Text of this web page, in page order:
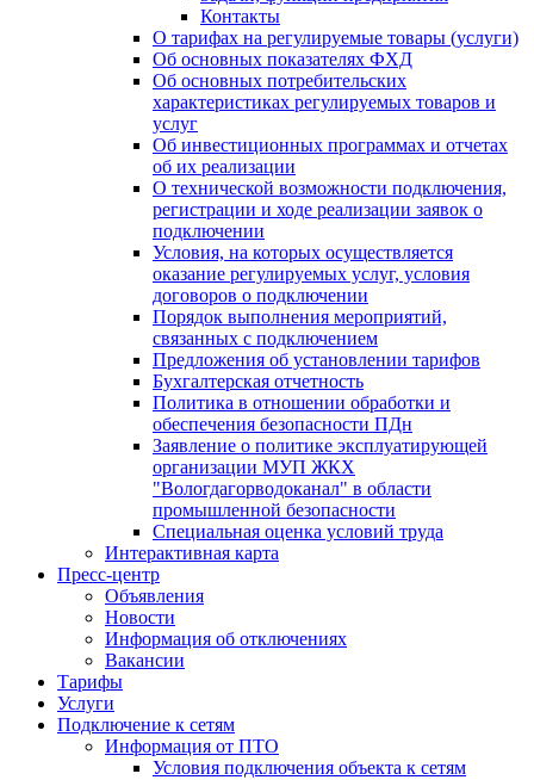
Контакты
О тарифах на регулируемые товары (услуги)
Об основных показателях ФХД
Об основных потребительских
характеристиках регулируемых товаров и
услуг
Об инвестиционных программах и отчетах
об их реализации
О технической возможности подключения,
регистрации и ходе реализации заявок о
подключении
Условия, на которых осуществляется
оказание регулируемых услуг, условия
договоров о подключении
Порядок выполнения мероприятий,
связанных с подключением
Предложения об установлении тарифов
Бухгалтерская отчетность
Политика в отношении обработки и
обеспечения безопасности ПДн
Заявление о политике эксплуатирующей
организации МУП ЖКХ
"Вологдагорводоканал" в области
промышленной безопасности
Специальная оценка условий труда
Интерактивная карта
Пресс-центр
Объявления
Новости
Информация об отключениях
Вакансии
Тарифы
Услуги
Подключение к сетям
Информация от ПТО
Условия подключения объекта к сетям